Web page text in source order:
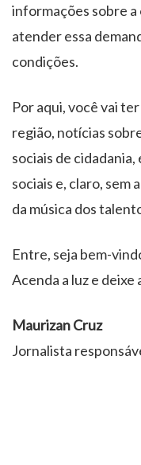
informações sobre a
atender essa
condições.
Por aqui, você vai
região, notícias
sociais de
sociais e, claro, sem
da música dos
Entre, seja bem-
Acenda a luz e
Maurizan Cruz
Jornalista